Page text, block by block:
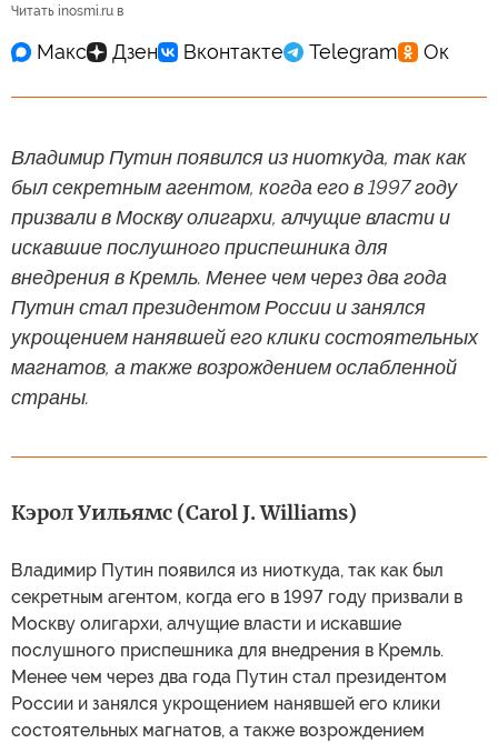
Читать inosmi.ru в
Владимир Путин появился из ниоткуда, так как
был секретным агентом, когда его в 1997 году
призвали в Москву олигархи, алчущие власти и
искавшие послушного приспешника для
внедрения в Кремль. Менее чем через два года
Путин стал президентом России и занялся
укрощением нанявшей его клики состоятельных
магнатов, а также возрождением ослабленной
страны.
Кэрол Уильямс (Carol J. Williams)
Владимир Путин появился из ниоткуда, так как был
секретным агентом, когда его в 1997 году призвали в
Москву олигархи, алчущие власти и искавшие
послушного приспешника для внедрения в Кремль.
Менее чем через два года Путин стал президентом
России и занялся укрощением нанявшей его клики
состоятельных магнатов, а также возрождением